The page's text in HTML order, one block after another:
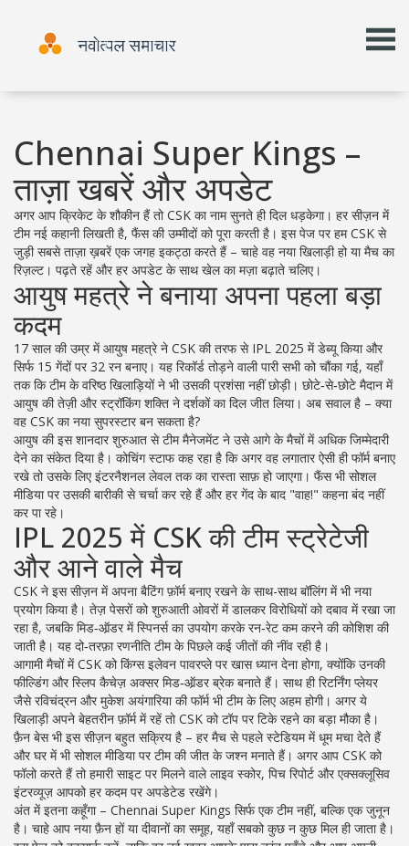
Chennai Super Kings –
ताज़ा खबरें और अपडेट
अगर आप क्रिकेट के शौकीन हैं तो CSK का नाम सुनते ही दिल धड़केगा। हर सीज़न में
टीम नई कहानी लिखती है, फैंस की उम्मीदों को पूरा करती है। इस पेज पर हम CSK से
जुड़ी सबसे ताज़ा ख़बरें एक जगह इकट्ठा करते हैं – चाहे वह नया खिलाड़ी हो या मैच का
रिज़ल्ट। पढ़ते रहें और हर अपडेट के साथ खेल का मज़ा बढ़ाते चलिए।
आयुष महत्रे ने बनाया अपना पहला बड़ा
कदम
17 साल की उम्र में आयुष महत्रे ने CSK की तरफ से IPL 2025 में डेब्यू किया और
सिर्फ 15 गेंदों पर 32 रन बनाए। यह रिकॉर्ड तोड़ने वाली पारी सभी को चौंका गई, यहाँ
तक कि टीम के वरिष्ठ खिलाड़ियों ने भी उसकी प्रशंसा नहीं छोड़ी। छोटे‑से‑छोटे मैदान में
आयुष की तेज़ी और स्ट्रॉकिंग शक्ति ने दर्शकों का दिल जीत लिया। अब सवाल है – क्या
वह CSK का नया सुपरस्टार बन सकता है?
आयुष की इस शानदार शुरुआत से टीम मैनेजमेंट ने उसे आगे के मैचों में अधिक जिम्मेदारी
देने का संकेत दिया है। कोचिंग स्टाफ कह रहा है कि अगर वह लगातार ऐसी ही फॉर्म बनाए
रखे तो उसके लिए इंटरनैशनल लेवल तक का रास्ता साफ़ हो जाएगा। फैंस भी सोशल
मीडिया पर उसकी बारीकी से चर्चा कर रहे हैं और हर गेंद के बाद "वाह!" कहना बंद नहीं
कर पा रहे।
IPL 2025 में CSK की टीम स्ट्रेटेजी
और आने वाले मैच
CSK ने इस सीज़न में अपना बैटिंग फ़ॉर्म बनाए रखने के साथ-साथ बॉलिंग में भी नया
प्रयोग किया है। तेज़ पेसरों को शुरुआती ओवरों में डालकर विरोधियों को दबाव में रखा जा
रहा है, जबकि मिड‑ऑर्‍डर में स्पिनर्स का उपयोग करके रन‑रेट कम करने की कोशिश की
जाती है। यह दो‑तरफ़ा रणनीति टीम के पिछले कई जीतों की नींव रही है।
आगामी मैचों में CSK को किंग्स इलेवन पावरप्ले पर खास ध्यान देना होगा, क्योंकि उनकी
फील्डिंग और स्लिप कैचेज़ अक्सर मिड‑ऑर्‍डर ब्रेक बनाते हैं। साथ ही रिटर्निंग प्लेयर
जैसे रविचंद्रन और मुकेश अयंगारिया की फॉर्म भी टीम के लिए अहम होगी। अगर ये
खिलाड़ी अपने बेहतरीन फ़ॉर्म में रहें तो CSK को टॉप पर टिके रहने का बड़ा मौका है।
फ़ैन बेस भी इस सीज़न बहुत सक्रिय है – हर मैच से पहले स्टेडियम में धूम मचा देते हैं
और घर में भी सोशल मीडिया पर टीम की जीत के जश्न मनाते हैं। अगर आप CSK को
फॉलो करते हैं तो हमारी साइट पर मिलने वाले लाइव स्कोर, पिच रिपोर्ट और एक्सक्लूसिव
इंटरव्यूज़ आपको हर कदम पर अपडेटेड रखेंगे।
अंत में इतना कहूँगा – Chennai Super Kings सिर्फ एक टीम नहीं, बल्कि एक जुनून
है। चाहे आप नया फ़ैन हों या दीवानों का समूह, यहाँ सबको कुछ न कुछ मिल ही जाता है।